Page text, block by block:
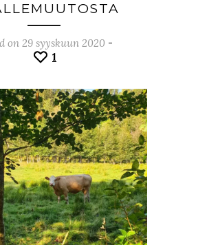
on 29 syyskuun 2020 -
1